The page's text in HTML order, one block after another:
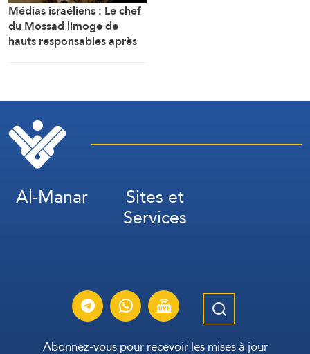
Médias israéliens : Le chef
du Mossad limoge de
hauts responsables après
Al-Manar Sites et
Services
Abonnez-vous pour recevoir les mises à jour